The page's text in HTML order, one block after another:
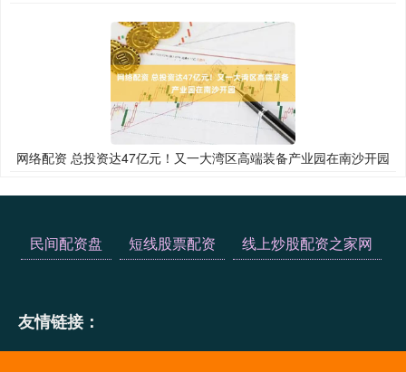
网络配资 总投资达47亿元！又一大湾区高端装备产业园在南沙开园
民间配资盘 短线股票配资 线上炒股配资之家网
友情链接：